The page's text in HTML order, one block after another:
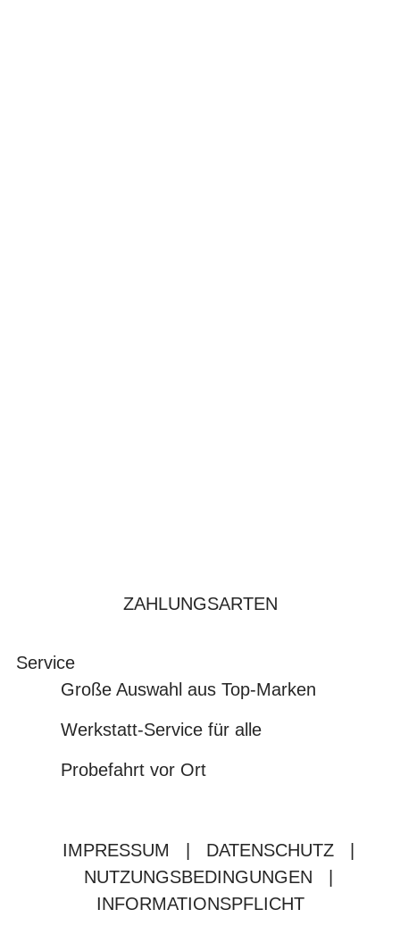
ZAHLUNGSARTEN
Service
Große Auswahl aus Top-Marken
Werkstatt-Service für alle
Probefahrt vor Ort
IMPRESSUM DATENSCHUTZ
NUTZUNGSBEDINGUNGEN
INFORMATIONSPFLICHT